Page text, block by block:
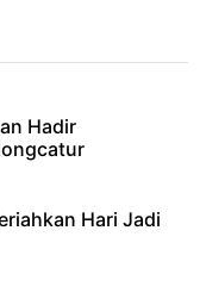
Hadir
Hari Jadi